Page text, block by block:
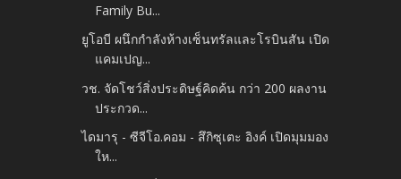
Family Bu...
ยูโอบี ผนึกกำลังห้างเซ็นทรัลและโรบินสัน เปิด
แคมเปญ...
วช. จัดโชว์สิ่งประดิษฐ์คิดค้น กว่า 200 ผลงาน
ประกวด...
ไดมารุ - ซีจีโอ.คอม - สึกิซุเตะ อิงค์ เปิดมุมมอง
ให...